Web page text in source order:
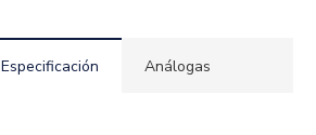
Especificación Análogas